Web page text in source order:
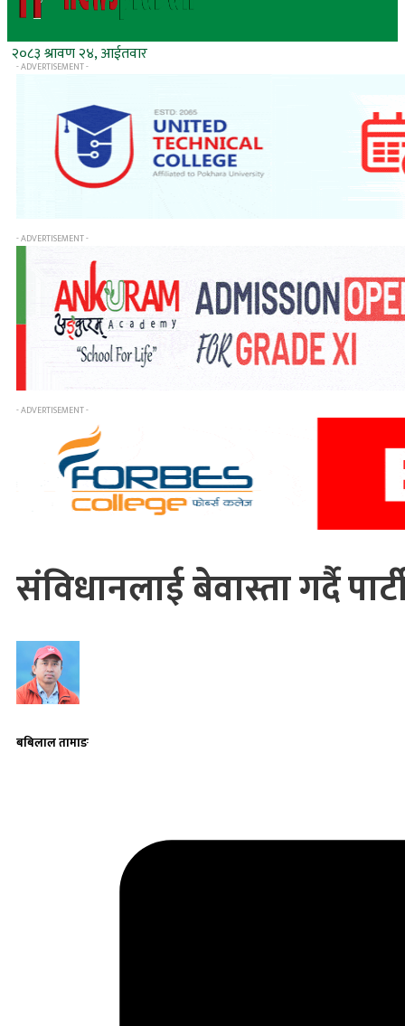
२०८३ श्रावण २४, आईतवार
- ADVERTISEMENT -
- ADVERTISEMENT -
- ADVERTISEMENT -
संविधानलाई बेवास्ता गर्दै
बबिलाल तामाङ